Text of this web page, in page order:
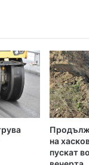
на
пускат